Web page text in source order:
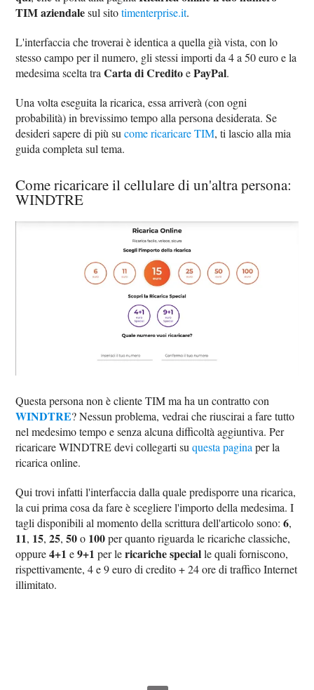
TIM aziendalesul sitotimenterprise.it.
L'interfaccia che troverai è identica a quella già vista, con lo
stesso campo per il numero, gli stessi importi da 4 a 50 euro e la
medesima scelta traCarta di CreditoePayPal.
Una volta eseguita la ricarica, essa arriverà (con ogni
probabilità) in brevissimo tempo alla persona desiderata. Se
desideri sapere di più sucome ricaricare TIM, ti lascio alla mia
guida completa sul tema.
Come ricaricare il cellulare di un'altra persona:
WINDTRE
Questa persona non è cliente TIM ma ha un contratto con
WINDTRE? Nessun problema, vedrai che riuscirai a fare tutto
nel medesimo tempo e senza alcuna difficoltà aggiuntiva. Per
ricaricare WINDTRE devi collegarti suquesta pagina per la
ricarica online.
Qui trovi infatti l'interfaccia dalla quale predisporre una ricarica,
la cui prima cosa da fare è scegliere l'importo della medesima. I
tagli disponibili al momento della scrittura dell'articolo sono:6,
11, 15,25,50o 100per quanto riguarda le ricariche classiche,
oppure4+1 e9+1 per lericariche specialle quali forniscono,
rispettivamente, 4 e 9 euro di credito + 24 ore di traffico Internet
illimitato.